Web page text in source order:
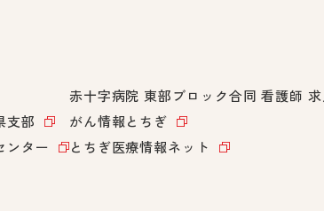
支部
ンター
赤十字病院 東部ブロック合同看護師
がん情報とちぎ
とちぎ医療情報ネット